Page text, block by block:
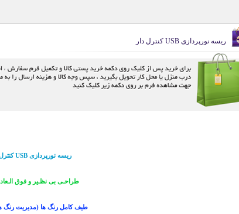
ریسه نورپردازی USB کنترل دار
ریسه نورپردازی USB کنترل دار
طراحـی بی نظـیر و فوق
طیف کامل رنگ ها (مدیریت رنگ